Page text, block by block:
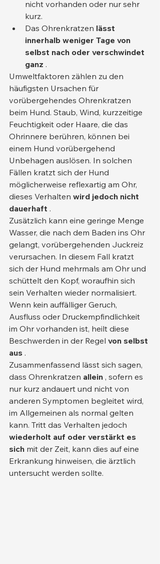
nicht vorhanden oder nur sehr
kurz.
Das Ohrenkratzen lässt
innerhalb weniger Tage von
selbst nach oder verschwindet
ganz .
Umweltfaktoren zählen zu den
häufigsten Ursachen für
vorübergehendes Ohrenkratzen
beim Hund. Staub, Wind, kurzzeitige
Feuchtigkeit oder Haare, die das
Ohrinnere berühren, können bei
einem Hund vorübergehend
Unbehagen auslösen. In solchen
Fällen kratzt sich der Hund
möglicherweise reflexartig am Ohr,
dieses Verhalten wird jedoch nicht
dauerhaft .
Zusätzlich kann eine geringe Menge
Wasser, die nach dem Baden ins Ohr
gelangt, vorübergehenden Juckreiz
verursachen. In diesem Fall kratzt
sich der Hund mehrmals am Ohr und
schüttelt den Kopf, woraufhin sich
sein Verhalten wieder normalisiert.
Wenn kein auffälliger Geruch,
Ausfluss oder Druckempfindlichkeit
im Ohr vorhanden ist, heilt diese
Beschwerden in der Regel von selbst
aus .
Zusammenfassend lässt sich sagen,
dass Ohrenkratzen allein , sofern es
nur kurz andauert und nicht von
anderen Symptomen begleitet wird,
im Allgemeinen als normal gelten
kann. Tritt das Verhalten jedoch
wiederholt auf oder verstärkt es
sich mit der Zeit, kann dies auf eine
Erkrankung hinweisen, die ärztlich
untersucht werden sollte.